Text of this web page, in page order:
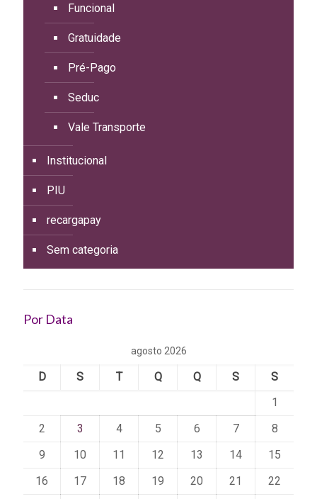
Funcional
Gratuidade
Pré-Pago
Seduc
Vale Transporte
Institucional
PIU
recargapay
Sem categoria
Por Data
agosto 2026
D S T Q Q S
S
1
2
3 4 5 6 7
8
9
10 11 12 13 14
15
16
17 18 19 20 21
22